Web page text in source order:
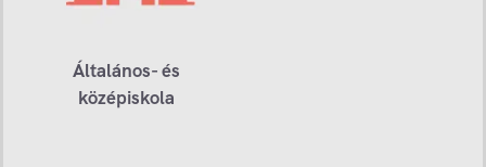
Általános- és
középiskola